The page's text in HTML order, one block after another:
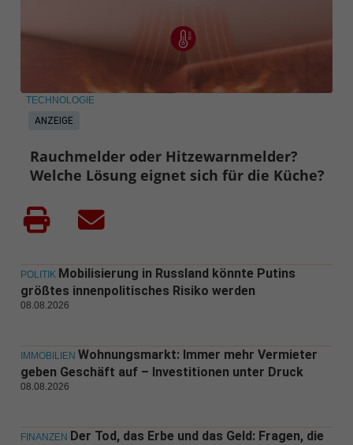
ANZEIGE
TECHNOLOGIE
Rauchmelder oder Hitzewarnmelder?
Welche Lösung eignet sich für die Küche?
POLITIK Mobilisierung in Russland könnte Putins
größtes innenpolitisches Risiko werden
08.08.2026
IMMOBILIEN Wohnungsmarkt: Immer mehr Vermieter
geben Geschäft auf – Investitionen unter Druck
08.08.2026
FINANZEN Der Tod, das Erbe und das Geld: Fragen, die